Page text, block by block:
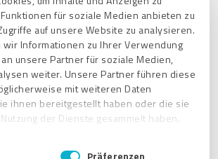
für soziale Medien anbieten zu
auf unsere Website zu analysieren.
wir Informationen zu Ihrer Verwendung
unsere Partner für soziale Medien,
weiter. Unsere Partner führen diese
mit weiteren Daten
ihnen bereitgestellt haben oder die sie
der Dienste gesammelt haben.
Präferenzen
reseñas de clientes, lamentablemente
no es posible.